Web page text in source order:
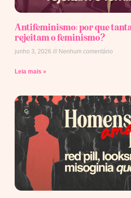
Antifeminismo: por que
rejeitam o feminismo?
junho 3, 2026 Nenhum comentário
Leia mais »